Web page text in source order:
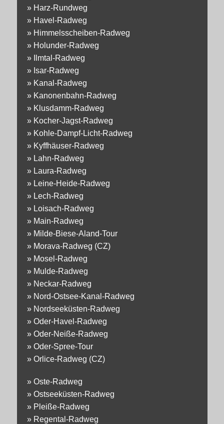
» Harz-Rundweg
» Havel-Radweg
» Himmelsscheiben-Radweg
» Holunder-Radweg
»
Ilmtal-Radweg
» Isar-Radweg
» Kanal-Radweg
» Kanonenbahn-Radweg
» Klusdamm-Radweg
» Kocher-Jagst-Radweg
» Kohle-Dampf-Licht-Radweg
» Kyffhäuser-Radweg
» Lahn-Radweg
» Laura-Radweg
» Leine-Heide-Radweg
» Lech-Radweg
» Loisach-Radweg
» Main-Radweg
» Milde-Biese-Aland-Tour
» Morava-Radweg (CZ)
» Mosel-Radweg
» Mulde-Radweg
» Neckar-Radweg
» Nord-Ostsee-Kanal-Radweg
» Nordseeküsten-Radweg
» Oder-Havel-Radweg
» Oder-Neiße-Radweg
» Oder-Spree-Tour
» Orlice-Radweg (CZ)
» Oste-Radweg
» Ostseeküsten-Radweg
» Pleiße-Radweg
» Regental-Radweg